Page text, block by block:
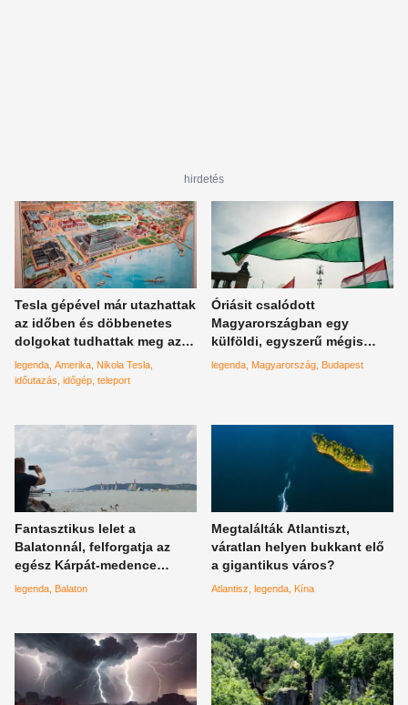
hirdetés
Tesla gépével már utazhattak
az időben és döbbenetes
dolgokat tudhattak meg az
amerikaiak
legenda Amerika Nikola Tesla
időutazás időgép teleport
Óriásit csalódott
Magyarországban egy
külföldi, egyszerű mégis
érthetetlen oka van
legenda Magyarország Budapest
Fantasztikus lelet a
Balatonnál, felforgatja az
egész Kárpát-medence
történetét
legenda Balaton
Megtalálták Atlantiszt,
váratlan helyen bukkant elő
a gigantikus város?
Atlantisz legenda Kína